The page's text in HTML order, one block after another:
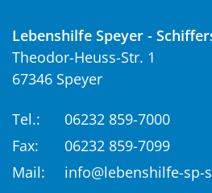
Lebenshilfe Speyer -
Theodor-Heuss-Str. 1
67346 Speyer
Tel.:
06232 859-7000
Fax:
06232 859-7099
Mail:
info@lebenshilfe-sp-